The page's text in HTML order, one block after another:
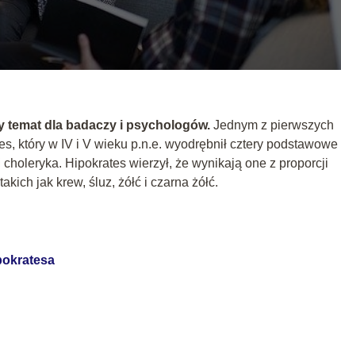
temat dla badaczy i psychologów. Jednym z pierwszych
który w IV i V wieku p.n.e. wyodrębnił cztery podstawowe
Hipokrates wierzył, że wynikają one z proporcji
jak krew, śluz, żółć i czarna żółć.